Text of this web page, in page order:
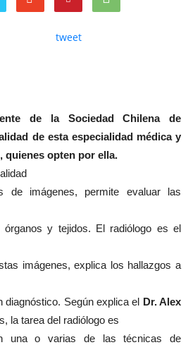
tweet
de la Sociedad Chilena de
de esta especialidad médica y
quienes opten por ella.
de imágenes, permite evaluar las
órganos y tejidos. El radiólogo es el
imágenes, explica los hallazgos a
diagnóstico. Según explica el Dr. Alex
la tarea del radiólogo es
una o varias de las técnicas de